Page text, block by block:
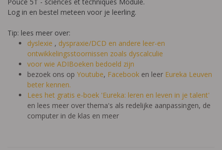
Log in en bestel meteen voor je leerling.
Tip: lees meer over:
dyslexie , dyspraxie/DCD en andere leer-en
ontwikkelingsstoornissen zoals dyscalculie
voor wie ADIBoeken bedoeld zijn
bezoek ons op Youtube, Facebook en leer Eureka Leuven
beter kennen.
Lees het gratis e-boek 'Eureka: leren en leven in je talent'
en lees meer over thema's als redelijke aanpassingen, de
computer in de klas en meer